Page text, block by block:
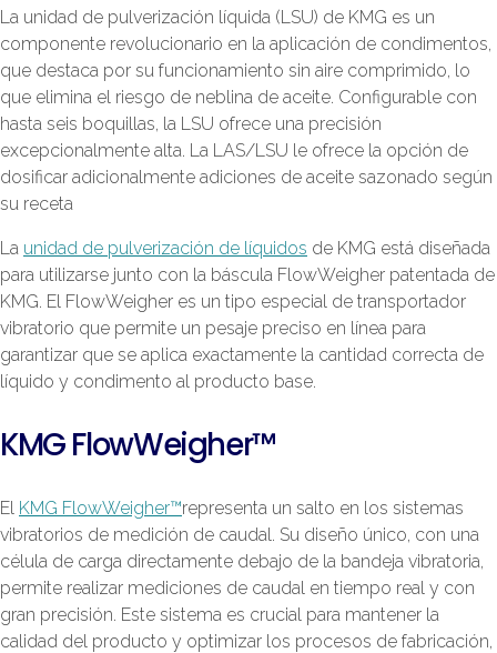
La unidad de pulverización líquida (LSU) de KMG es un
componente revolucionario en la aplicación de condimentos,
que destaca por su funcionamiento sin aire comprimido, lo
que elimina el riesgo de neblina de aceite. Configurable con
hasta seis boquillas, la LSU ofrece una precisión
excepcionalmente alta. La LAS/LSU le ofrece la opción de
dosificar adicionalmente adiciones de aceite sazonado según
su receta
La unidad de pulverización de líquidos de KMG está diseñada
para utilizarse junto con la báscula FlowWeigher patentada de
KMG. El FlowWeigher es un tipo especial de transportador
vibratorio que permite un pesaje preciso en línea para
garantizar que se aplica exactamente la cantidad correcta de
líquido y condimento al producto base.
KMG FlowWeigher™
El KMG FlowWeigher™representa un salto en los sistemas
vibratorios de medición de caudal. Su diseño único, con una
célula de carga directamente debajo de la bandeja vibratoria,
permite realizar mediciones de caudal en tiempo real y con
gran precisión. Este sistema es crucial para mantener la
calidad del producto y optimizar los procesos de fabricación,